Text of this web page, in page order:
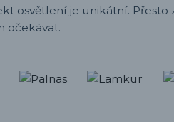
osvětlení je unikátní. Přesto
očekávat.